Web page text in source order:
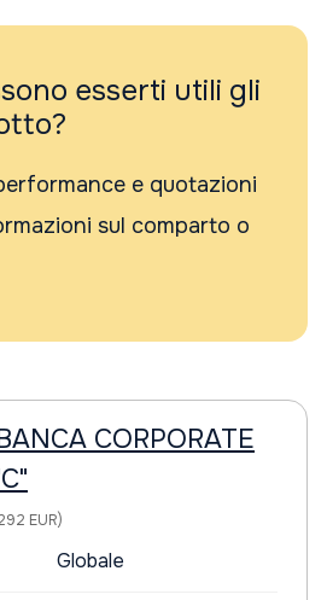
esserti utili gli
e quotazioni
sul comparto o
CORPORATE
EUR)
Globale